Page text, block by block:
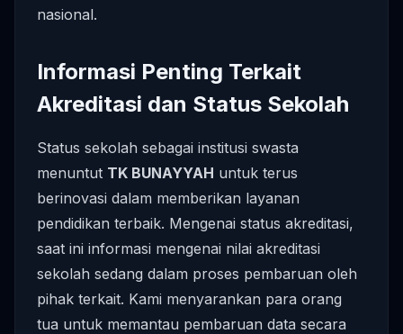
nasional.
Informasi Penting Terkait
Akreditasi dan Status Sekolah
Status sekolah sebagai institusi swasta
menuntut TK BUNAYYAH untuk terus
berinovasi dalam memberikan layanan
pendidikan terbaik. Mengenai status akreditasi,
saat ini informasi mengenai nilai akreditasi
sekolah sedang dalam proses pembaruan oleh
pihak terkait. Kami menyarankan para orang
tua untuk memantau pembaruan data secara